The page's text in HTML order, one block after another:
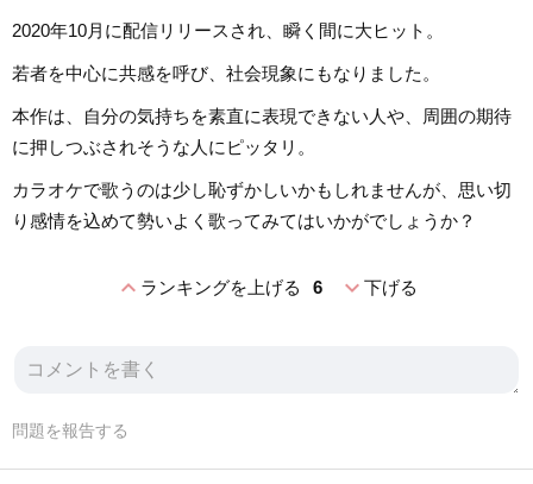
2020年10月に配信リリースされ、瞬く間に大ヒット。
若者を中心に共感を呼び、社会現象にもなりました。
本作は、自分の気持ちを素直に表現できない人や、周囲の期待
に押しつぶされそうな人にピッタリ。
カラオケで歌うのは少し恥ずかしいかもしれませんが、思い切
り感情を込めて勢いよく歌ってみてはいかがでしょうか？
expand_lessランキングを上げる 6 expand_more下げる
問題を報告する